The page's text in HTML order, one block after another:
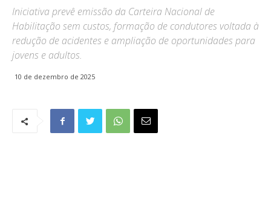
Iniciativa prevê emissão da Carteira Nacional de
Habilitação sem custos, formação de condutores voltada à
redução de acidentes e ampliação de oportunidades para
jovens e adultos.
10 de dezembro de 2025